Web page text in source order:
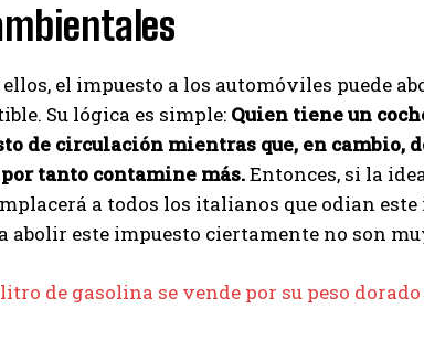
ellos, el impuesto a los automóviles puede
Su lógica es simple: Quien tiene un
de circulación mientras que, en cambio,
tanto contamine más.Entonces, si la
a todos los italianos que odian
abolir este impuesto ciertamente no son
de gasolina se vende por su peso